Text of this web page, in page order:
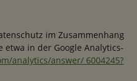
im Zusammenhang
etwa in der Google Analytics-
analytics/answer/ 6004245?